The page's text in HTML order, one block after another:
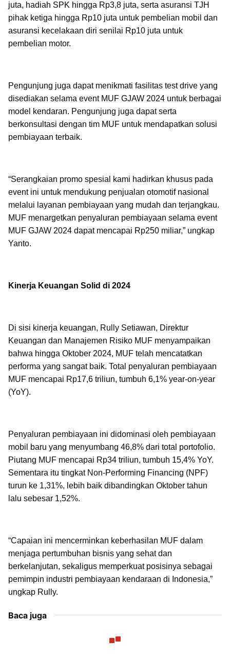
juta, hadiah SPK hingga Rp3,8 juta, serta asuransi TJH
pihak ketiga hingga Rp10 juta untuk pembelian mobil dan
asuransi kecelakaan diri senilai Rp10 juta untuk
pembelian motor.
Pengunjung juga dapat menikmati fasilitas test drive yang
disediakan selama event MUF GJAW 2024 untuk berbagai
model kendaran. Pengunjung juga dapat serta
berkonsultasi dengan tim MUF untuk mendapatkan solusi
pembiayaan terbaik.
“Serangkaian promo spesial kami hadirkan khusus pada
event ini untuk mendukung penjualan otomotif nasional
melalui layanan pembiayaan yang mudah dan terjangkau.
MUF menargetkan penyaluran pembiayaan selama event
MUF GJAW 2024 dapat mencapai Rp250 miliar,” ungkap
Yanto.
Kinerja Keuangan Solid di 2024
Di sisi kinerja keuangan, Rully Setiawan, Direktur
Keuangan dan Manajemen Risiko MUF menyampaikan
bahwa hingga Oktober 2024, MUF telah mencatatkan
performa yang sangat baik. Total penyaluran pembiayaan
MUF mencapai Rp17,6 triliun, tumbuh 6,1% year-on-year
(YoY).
Penyaluran pembiayaan ini didominasi oleh pembiayaan
mobil baru yang menyumbang 46,8% dari total portofolio.
Piutang MUF mencapai Rp34 triliun, tumbuh 15,4% YoY.
Sementara itu tingkat Non-Performing Financing (NPF)
turun ke 1,31%, lebih baik dibandingkan Oktober tahun
lalu sebesar 1,52%.
“Capaian ini mencerminkan keberhasilan MUF dalam
menjaga pertumbuhan bisnis yang sehat dan
berkelanjutan, sekaligus memperkuat posisinya sebagai
pemimpin industri pembiayaan kendaraan di Indonesia,”
ungkap Rully.
Baca juga